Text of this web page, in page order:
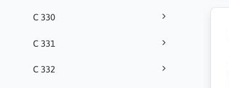
C 330
C 331
C 332